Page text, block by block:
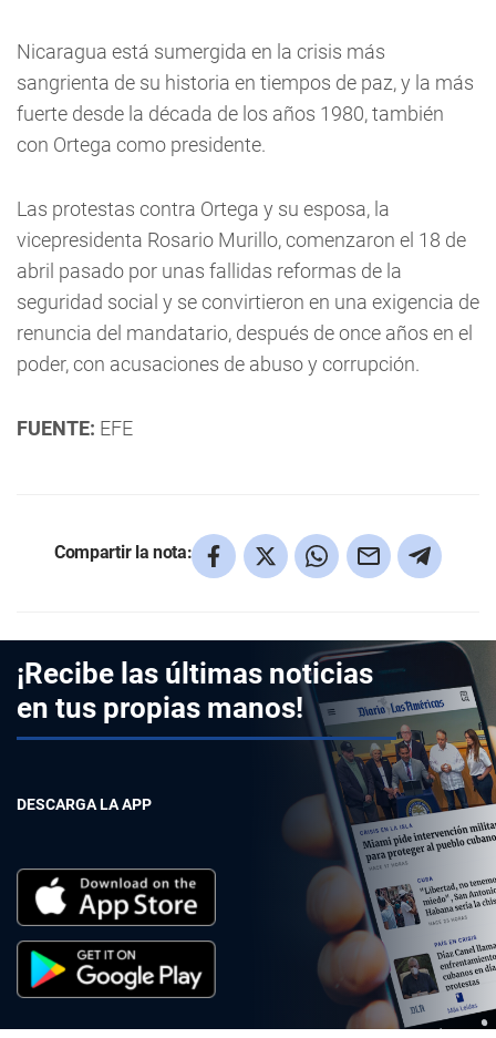
Nicaragua está sumergida en la crisis más
sangrienta de su historia en tiempos de paz, y la más
fuerte desde la década de los años 1980, también
con Ortega como presidente.
Las protestas contra Ortega y su esposa, la
vicepresidenta Rosario Murillo, comenzaron el 18 de
abril pasado por unas fallidas reformas de la
seguridad social y se convirtieron en una exigencia de
renuncia del mandatario, después de once años en el
poder, con acusaciones de abuso y corrupción.
FUENTE: EFE
Compartir la nota:
¡Recibe las últimas noticias
en tus propias manos!
DESCARGA LA APP